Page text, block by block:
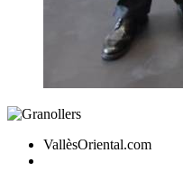
VallèsOriental.com